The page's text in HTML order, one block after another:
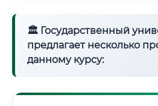
🏛 Государственный
предлагает несколько
данному курсу: